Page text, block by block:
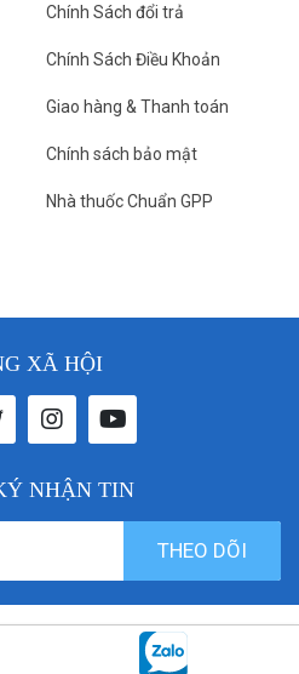
Chính Sách đổi trả
Chính Sách Điều Khoản
Giao hàng & Thanh toán
Chính sách bảo mật
Nhà thuốc Chuẩn GPP
XÃ HỘI
NHẬN TIN
THEO DÕI
All rights reserved. Designed by